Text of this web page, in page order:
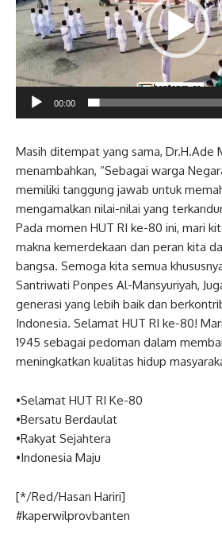
00:00
Masih ditempat yang sama, Dr.H.Ade
menambahkan, “Sebagai warga
memiliki tanggung jawab untuk
mengamalkan nilai-nilai yang
Pada momen HUT RI ke-80 ini, mari
makna kemerdekaan dan peran kita
bangsa. Semoga kita semua
Santriwati Ponpes Al-Mansyuriyah,
generasi yang lebih baik dan
Indonesia. Selamat HUT RI ke-80!
1945 sebagai pedoman dalam
meningkatkan kualitas hidup
•Selamat HUT RI Ke-80
•Bersatu Berdaulat
•Rakyat Sejahtera
•Indonesia Maju
[*/Red/Hasan Hariri]
#kaperwilprovbanten